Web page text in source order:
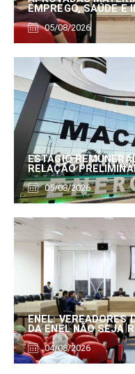
EMPREGO, SAÚDE E
05/08/2026
ESTÁGIO
RELAÇÃO
05/08/2026
ENEL: VEREADORES
DA ENEL NÃO SEJA
04/08/2026